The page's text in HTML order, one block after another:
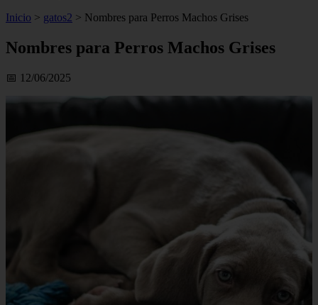
Inicio > gatos2 > Nombres para Perros Machos Grises
Nombres para Perros Machos Grises
📅 12/06/2025